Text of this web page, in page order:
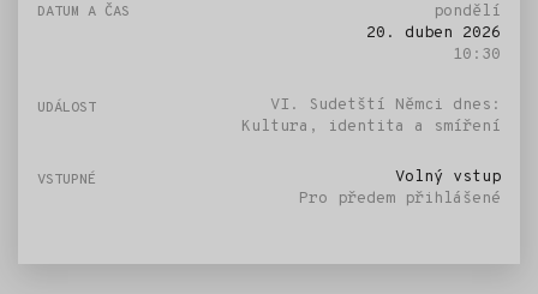
pondělí
20. duben 2026
10:30
VI. Sudetští Němci dnes:
Kultura, identita a smíření
Volný vstup
Pro předem přihlášené